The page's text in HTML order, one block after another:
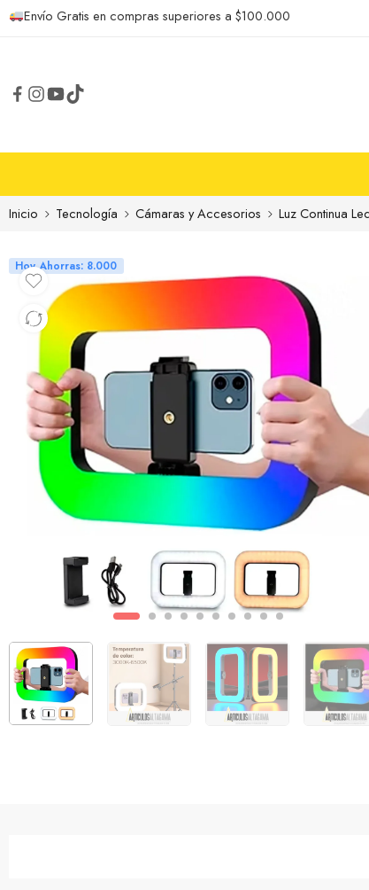
Envío Gratis en compras superiores a $100.000
Inicio Tecnología Cámaras y Accesorios Luz Continua
Hoy Ahorras: 8.000